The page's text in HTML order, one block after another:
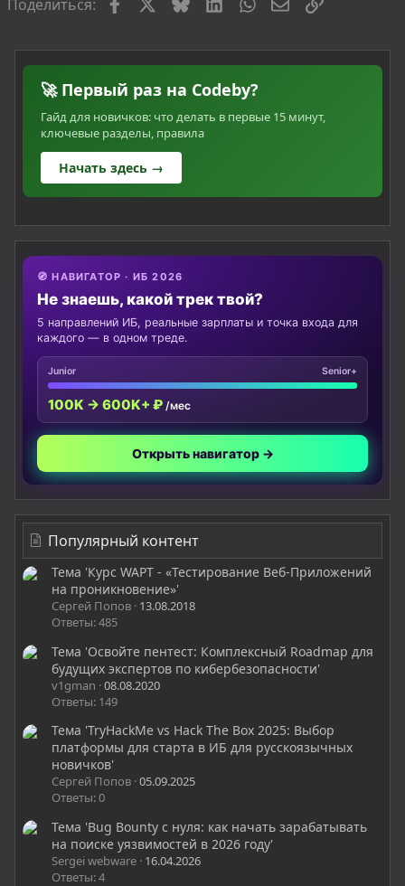
Поделиться:
🚀 Первый раз на Codeby?
Гайд для новичков: что делать в первые 15 минут,
ключевые разделы, правила
Начать здесь →
🧭 НАВИГАТОР · ИБ 2026
Не знаешь, какой трек твой?
5 направлений ИБ, реальные зарплаты и точка входа для
каждого — в одном треде.
Junior Senior+
100K → 600K+ ₽ /мес
Открыть навигатор →
Популярный контент
Тема 'Курс WAPT - «Тестирование Веб-Приложений
на проникновение»'
Сергей Попов 13.08.2018
Ответы: 485
Тема 'Освойте пентест: Комплексный Roadmap для
будущих экспертов по кибербезопасности'
v1gman 08.08.2020
Ответы: 149
Тема 'TryHackMe vs Hack The Box 2025: Выбор
платформы для старта в ИБ для русскоязычных
новичков'
Сергей Попов 05.09.2025
Ответы: 0
Тема 'Bug Bounty с нуля: как начать зарабатывать
на поиске уязвимостей в 2026 году'
Sergei webware 16.04.2026
Ответы: 4